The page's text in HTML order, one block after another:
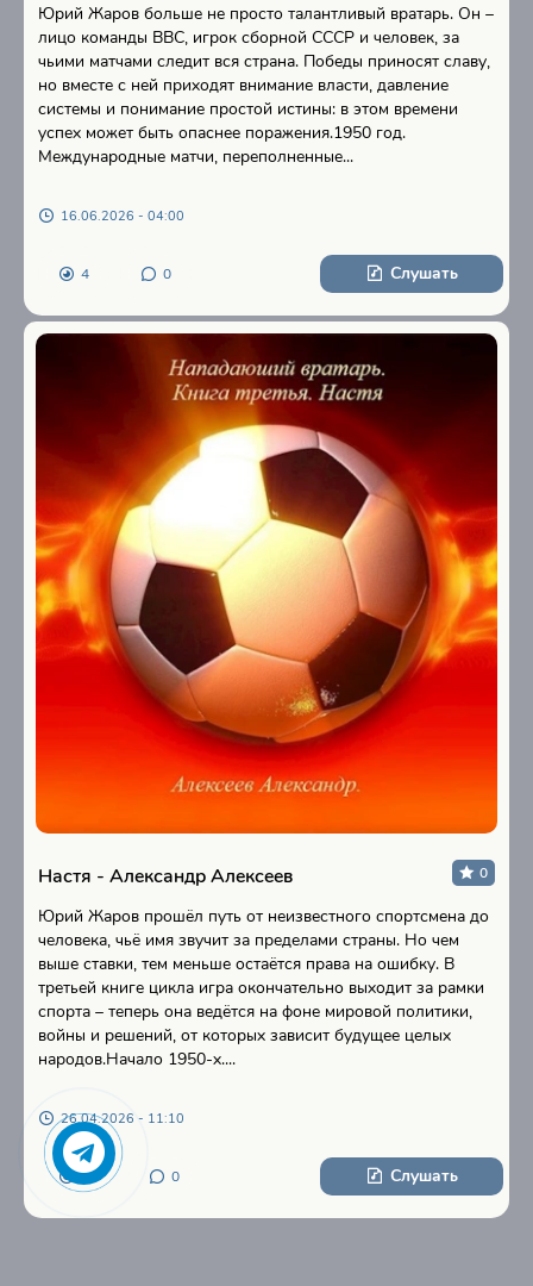
Юрий Жаров больше не просто талантливый вратарь. Он –
лицо команды ВВС, игрок сборной СССР и человек, за
чьими матчами следит вся страна. Победы приносят славу,
но вместе с ней приходят внимание власти, давление
системы и понимание простой истины: в этом времени
успех может быть опаснее поражения.1950 год.
Международные матчи, переполненные...
16.06.2026 - 04:00
4 0 Слушать
Настя - Александр Алексеев 0
Юрий Жаров прошёл путь от неизвестного спортсмена до
человека, чьё имя звучит за пределами страны. Но чем
выше ставки, тем меньше остаётся права на ошибку. В
третьей книге цикла игра окончательно выходит за рамки
спорта – теперь она ведётся на фоне мировой политики,
войны и решений, от которых зависит будущее целых
народов.Начало 1950-х....
26.04.2026 - 11:10
11 0 Слушать